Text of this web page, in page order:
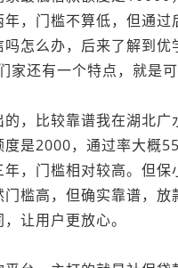
，门槛不算低，但通
怎么办，后来了解到
家还有一个特点，就是
，比较靠谱我在湖北‌
是2000，通过率大概
，门槛相对较高。但
槛高，但确实靠谱，
让用户更放心。